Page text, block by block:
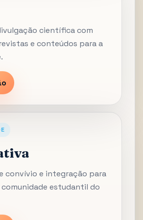
científica com
e conteúdos para a
convívio e integração para
estudantil do